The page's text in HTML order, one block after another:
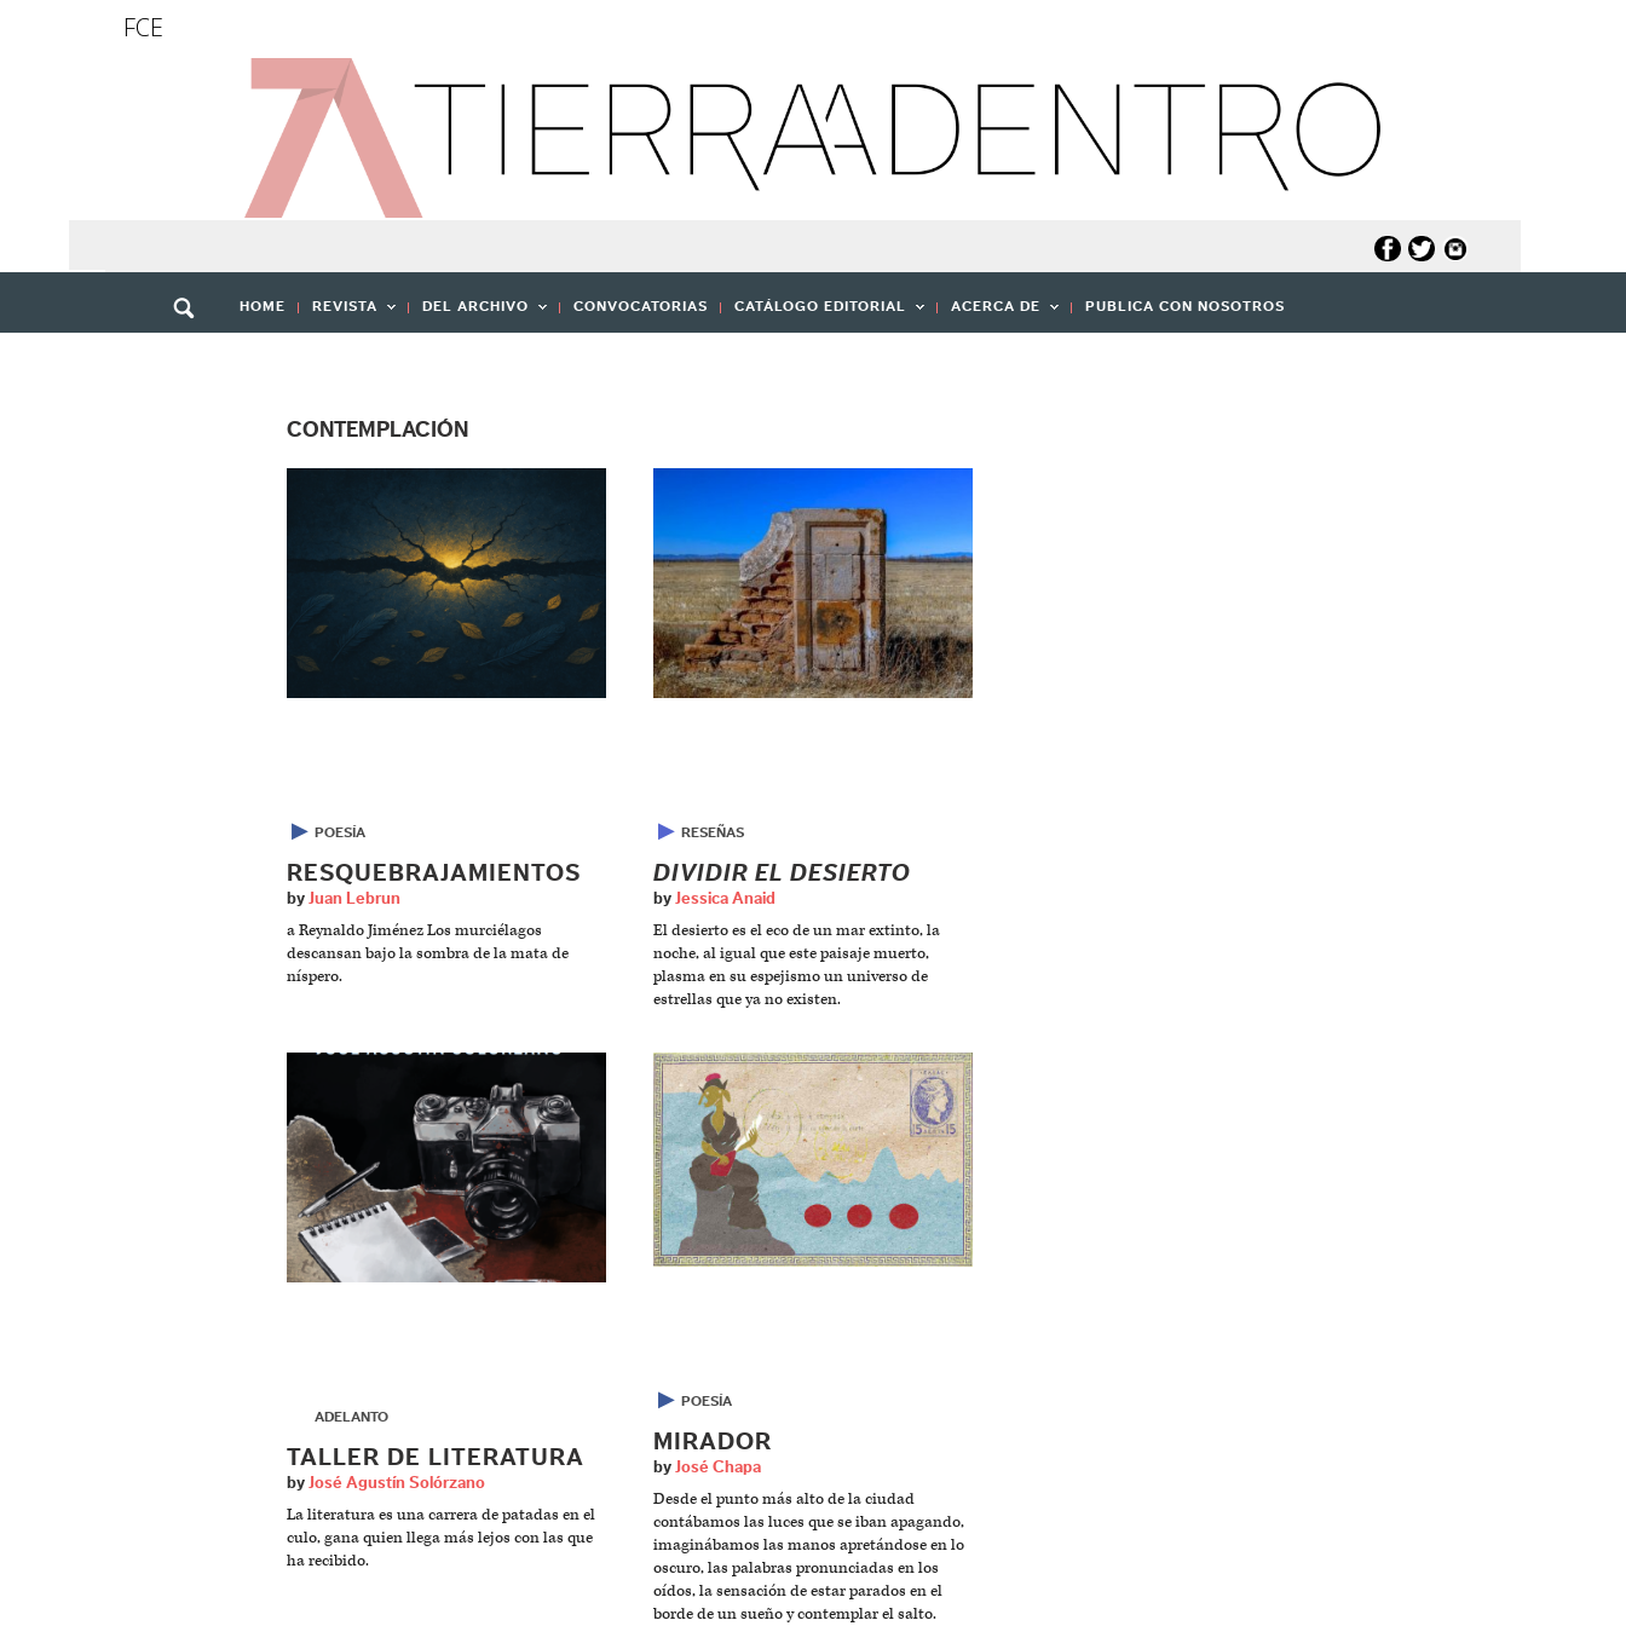
FCE
HOME REVISTA DEL ARCHIVO CONVOCATORIAS CATÁLOGO EDITORIAL ACERCA DE PUBLICA CON NOSOTROS
CONTEMPLACIÓN
▶ POESÍA
RESQUEBRAJAMIENTOS
by Juan Lebrun
a Reynaldo Jiménez Los murciélagos
descansan bajo la sombra de la mata de
níspero.
▶ RESEÑAS
DIVIDIR EL DESIERTO
by Jessica Anaid
El desierto es el eco de un mar extinto, la
noche, al igual que este paisaje muerto,
plasma en su espejismo un universo de
estrellas que ya no existen.
ADELANTO
TALLER DE LITERATURA
by José Agustín Solórzano
La literatura es una carrera de patadas en el
culo, gana quien llega más lejos con las que
ha recibido.
▶ POESÍA
MIRADOR
by José Chapa
Desde el punto más alto de la ciudad
contábamos las luces que se iban apagando,
imaginábamos las manos apretándose en lo
oscuro, las palabras pronunciadas en los
oídos, la sensación de estar parados en el
borde de un sueño y contemplar el salto.